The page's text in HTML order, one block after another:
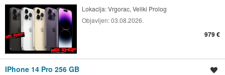
Lokacija:Vrgorac, Veliki Prolog
Objavljen:03.08.2026.
979 €
IPhone 14 Pro 256 GB